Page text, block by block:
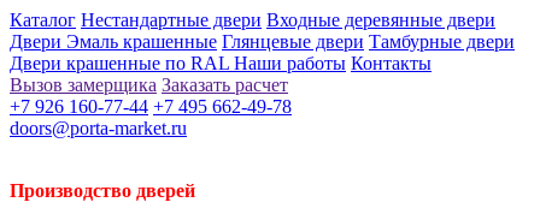
Каталог Нестандартные двери Входные деревянные двери
Двери Эмаль крашенные Глянцевые двери Тамбурные двери
Двери крашенные по RAL Наши работы Контакты
Вызов замерщика Заказать расчет
+7 926 160-77-44 +7 495 662-49-78
doors@porta-market.ru
Производство дверей